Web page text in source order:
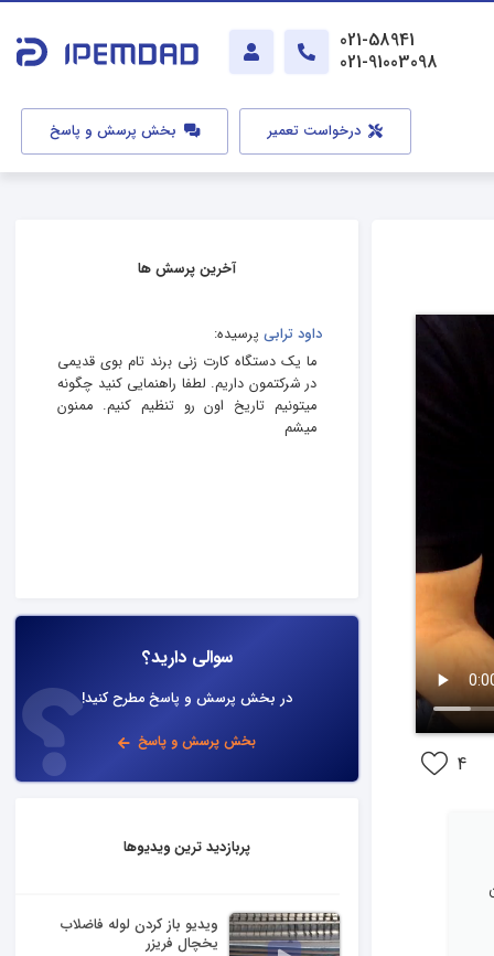
021-58941
021-91003098
درخواست تعمیر بخش پرسش و پاسخ
4
آخرین پرسش ها
داود ترابی پرسیده:
ما یک دستگاه کارت زنی برند تام بوی قدیمی
در شرکتمون داریم. لطفا راهنمایی کنید چگونه
میتونیم تاریخ اون رو تنظیم کنیم. ممنون
میشم
سوالی دارید؟
در بخش پرسش و پاسخ مطرح کنید!
بخش پرسش و پاسخ
پربازدید ترین ویدیوها
ویدیو باز کردن لوله فاضلاب
یخچال فریزر